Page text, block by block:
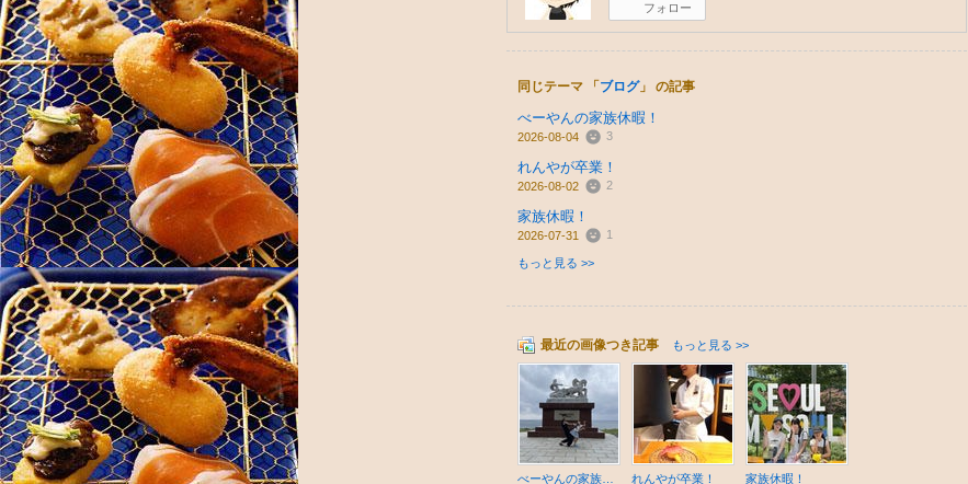
フォロー
同じテーマ 「 ブログ」 の記事
べーやんの家族休暇！
2026-08-04 3
れんやが卒業！
2026-08-02 2
家族休暇！
2026-07-31 1
もっと見る >>
最近の画像つき記事 もっと見る >>
れんやが卒業！
家族休暇！